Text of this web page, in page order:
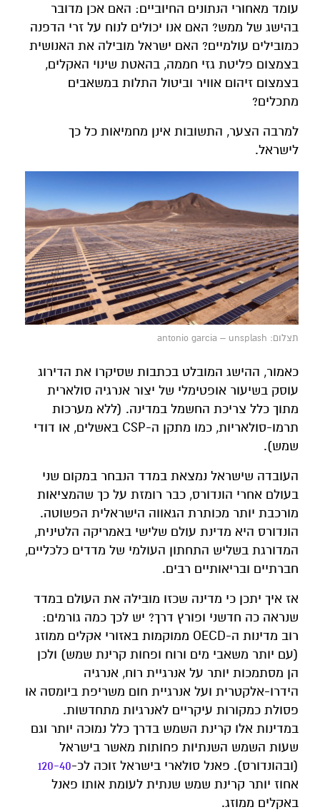
עומד מאחורי הנתונים החיוביים: האם אכן מדובר
בהישג של ממש? האם אנו יכולים לנוח על זרי הדפנה
כמובילים עולמיים? האם ישראל מובילה את האנושית
בצמצום פליטת גזי חממה, בהאטת שינוי האקלים,
בצמצום זיהום אוויר וביטול התלות במשאבים
מתכלים?
למרבה הצער, התשובות אינן מחמיאות כל כך
לישראל.
תצלום: antonio garcia – unsplash
כאמור, ההישג המובלט בכתבות שסיקרו את הדירוג
עוסק בשיעור אופטימלי של יצור אנרגיה סולארית
מתוך כלל צריכת החשמל במדינה. (ללא מערכות
תרמו-סולאריות, כמו מתקן ה-CSP באשלים, או דודי
שמש).
העובדה שישראל נמצאת במדד הנבחר במקום שני
בעולם אחרי הונדורס, כבר רומזת על כך שהמציאות
מורכבת יותר מכותרת הגאווה הישראלית הפשוטה.
הונדורס היא מדינת עולם שלישי באמריקה הלטינית,
המדורגת בשליש התחתון העולמי של מדדים כלכליים,
חברתיים ובריאותיים רבים.
אז איך יתכן כי מדינה שכזו מובילה את העולם במדד
שנראה כה חדשני ופורץ דרך? יש לכך כמה גורמים:
רוב מדינות ה-OECD ממוקמות באזורי אקלים ממוזג
(עם יותר משאבי מים ורוח ופחות קרינת שמש) ולכן
הן מסתמכות יותר על אנרגיית רוח, אנרגיה
הידרו-אלקטרית ועל אנרגיית חום משריפת ביומסה או
פסולת כמקורות עיקריים לאנרגיות מתחדשות.
במדינות אלו קרינת השמש בדרך כלל נמוכה יותר וגם
שעות השמש השנתיות פחותות מאשר בישראל
(ובהונדורס). פאנל סולארי בישראל זוכה לכ-120-40
אחוז יותר קרינת שמש שנתית לעומת אותו פאנל
באקלים ממוזג.